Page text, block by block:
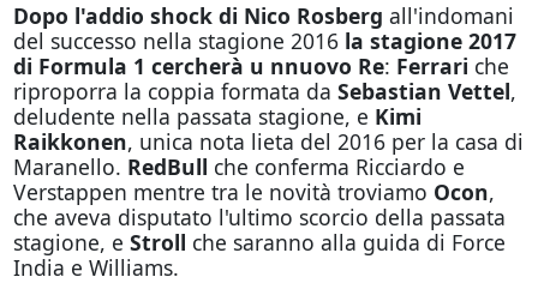
Dopo l'addio shock di Nico Rosberg all'indomani
del successo nella stagione 2016la stagione 2017
di Formula 1 cercherà u nnuovo Re: Ferrari che
riproporra la coppia formata da Sebastian Vettel,
deludente nella passata stagione, e Kimi
Raikkonen, unica nota lieta del 2016 per la casa di
Maranello. RedBull che conferma Ricciardo e
Verstappen mentre tra le novità troviamo Ocon,
che aveva disputato l'ultimo scorcio della passata
stagione, e Stroll che saranno alla guida di Force
India e Williams.